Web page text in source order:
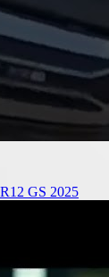
GS 2025